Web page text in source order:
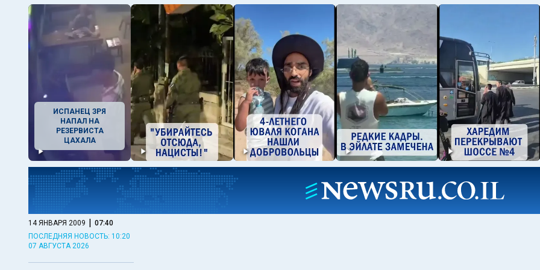
ИСПАНЕЦ ЗРЯ
НАПАЛ НА
РЕЗЕРВИСТА
ЦАХАЛА
14 ЯНВАРЯ 2009 | 07:40
ПОСЛЕДНЯЯ НОВОСТЬ: 10:20
07 АВГУСТА 2026